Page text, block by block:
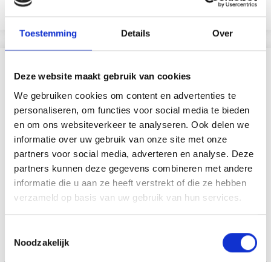
Toestemming Details Over
Deze website maakt gebruik van cookies
We gebruiken cookies om content en advertenties te
personaliseren, om functies voor social media te bieden
en om ons websiteverkeer te analyseren. Ook delen we
informatie over uw gebruik van onze site met onze
partners voor social media, adverteren en analyse. Deze
partners kunnen deze gegevens combineren met andere
informatie die u aan ze heeft verstrekt of die ze hebben
verzameld op basis van uw gebruik van hun services.
Noodzakelijk
Bekijk alle opties
29% korting